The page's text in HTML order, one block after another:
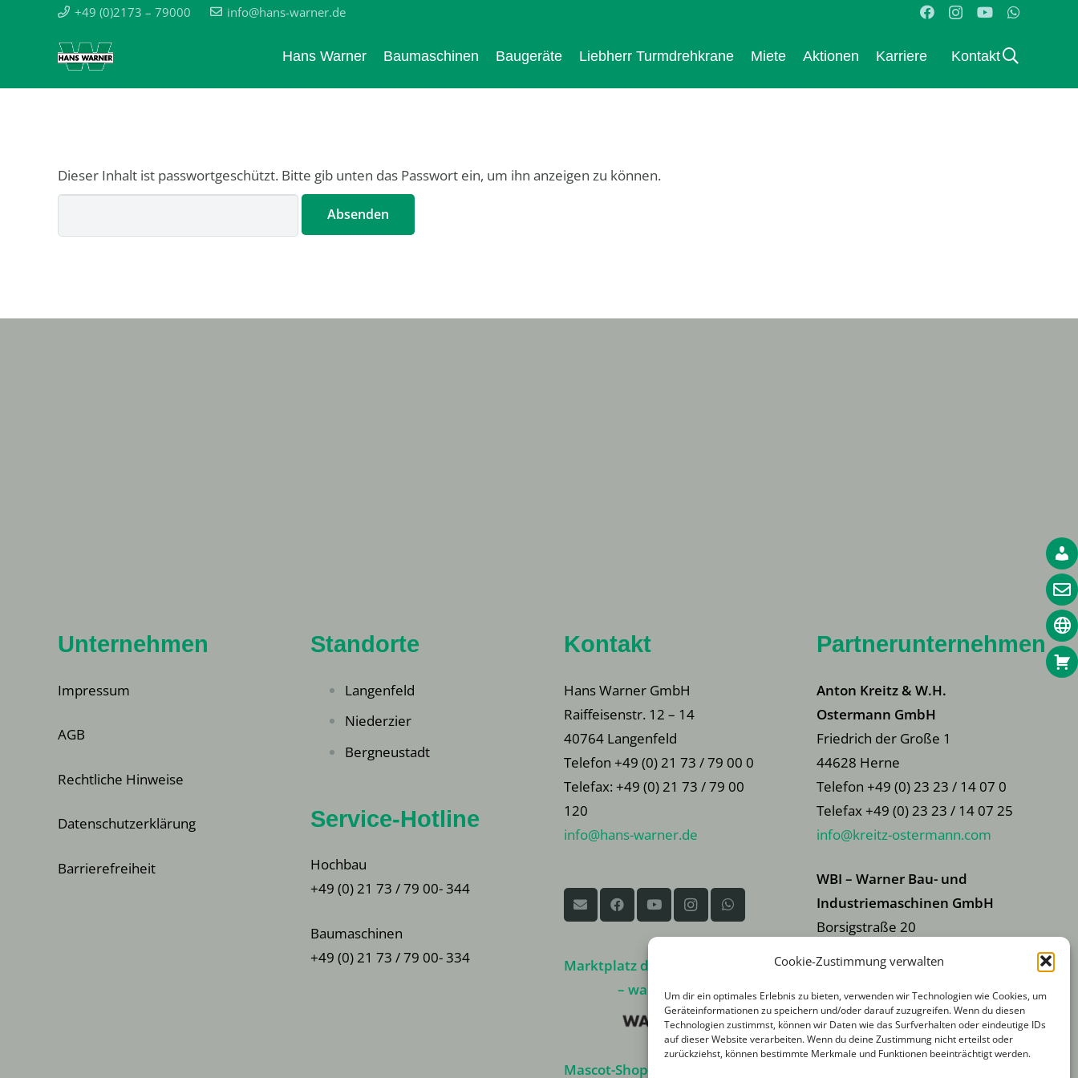
Cookie-Zustimmung verwalten
Um dir ein optimales Erlebnis zu bieten, verwenden wir Technologien wie Cookies, um
Geräteinformationen zu speichern und/oder darauf zuzugreifen. Wenn du diesen
Technologien zustimmst, können wir Daten wie das Surfverhalten oder eindeutige IDs
auf dieser Website verarbeiten. Wenn du deine Zustimmung nicht erteilst oder
zurückziehst, können bestimmte Merkmale und Funktionen beeinträchtigt werden.
+49 (0)2173 – 79000 info@hans-warner.de
Hans Warner Baumaschinen Baugeräte Liebherr Turmdrehkrane Miete Aktionen Karriere Kontakt
Dieser Inhalt ist passwortgeschützt. Bitte gib unten das Passwort ein, um ihn anzeigen zu können.
Unternehmen
Impressum
AGB
Rechtliche Hinweise
Datenschutzerklärung
Barrierefreiheit
Standorte
Langenfeld
Niederzier
Bergneustadt
Service-Hotline
Hochbau
+49 (0) 21 73 / 79 00- 344
Baumaschinen
+49 (0) 21 73 / 79 00- 334
Kontakt
Hans Warner GmbH
Raiffeisenstr. 12 – 14
40764 Langenfeld
Telefon +49 (0) 21 73 / 79 00 0
Telefax: +49 (0) 21 73 / 79 00
120
info@hans-warner.de
Marktplatz der Warner Gruppe
– walanco.de –
Mascot-Shop
Partnerunternehmen
Anton Kreitz & W.H.
Ostermann GmbH
Friedrich der Große 1
44628 Herne
Telefon +49 (0) 23 23 / 14 07 0
Telefax +49 (0) 23 23 / 14 07 25
info@kreitz-ostermann.com
WBI – Warner Bau- und
Industriemaschinen GmbH
Borsigstraße 20
Telefon +49 (0) 21 33 / 28 48 70
Telefax +49 (0) 21 33 / 28 48
766
info@wbi-baumaschinen.de